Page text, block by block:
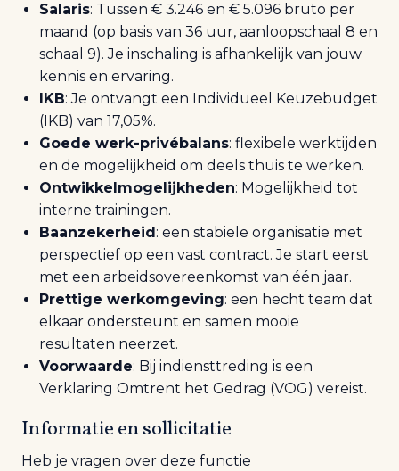
Salaris: Tussen € 3.246 en € 5.096 bruto per
maand (op basis van 36 uur, aanloopschaal 8 en
schaal 9). Je inschaling is afhankelijk van jouw
kennis en ervaring.
IKB: Je ontvangt een Individueel Keuzebudget
(IKB) van 17,05%.
Goede werk-privébalans: flexibele werktijden
en de mogelijkheid om deels thuis te werken.
Ontwikkelmogelijkheden: Mogelijkheid tot
interne trainingen.
Baanzekerheid: een stabiele organisatie met
perspectief op een vast contract. Je start eerst
met een arbeidsovereenkomst van één jaar.
Prettige werkomgeving: een hecht team dat
elkaar ondersteunt en samen mooie
resultaten neerzet.
Voorwaarde: Bij indiensttreding is een
Verklaring Omtrent het Gedrag (VOG) vereist.
Informatie en sollicitatie
Heb je vragen over deze functie